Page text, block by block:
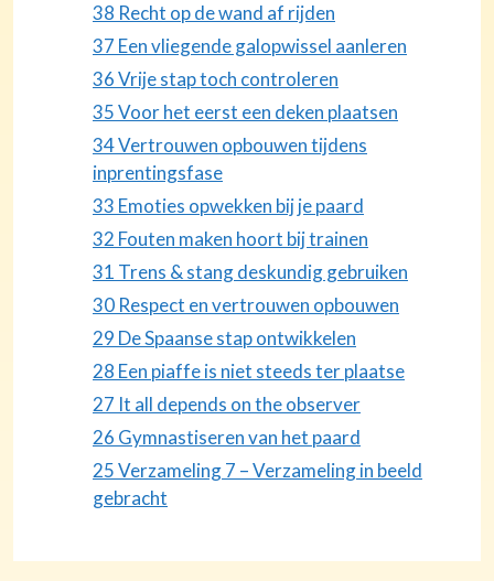
38 Recht op de wand af rijden
37 Een vliegende galopwissel aanleren
36 Vrije stap toch controleren
35 Voor het eerst een deken plaatsen
34 Vertrouwen opbouwen tijdens
inprentingsfase
33 Emoties opwekken bij je paard
32 Fouten maken hoort bij trainen
31 Trens & stang deskundig gebruiken
30 Respect en vertrouwen opbouwen
29 De Spaanse stap ontwikkelen
28 Een piaffe is niet steeds ter plaatse
27 It all depends on the observer
26 Gymnastiseren van het paard
25 Verzameling 7 – Verzameling in beeld
gebracht